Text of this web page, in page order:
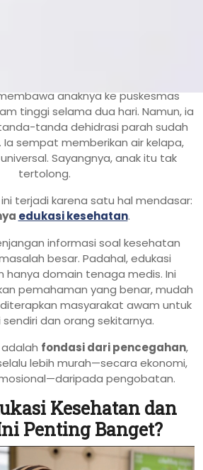
anaknya ke puskesmas
tinggi selama dua hari. Namun, ia
tanda dehidrasi parah sudah
Ia sempat memberikan air kelapa,
Sayangnya, anak itu tak
tertolong.
terjadi karena satu hal mendasar:
edukasi kesehatan.
informasi soal kesehatan
besar. Padahal, edukasi
hanya domain tenaga medis. Ini
pemahaman yang benar, mudah
masyarakat awam untuk
dan orang sekitarnya.
fondasi dari pencegahan,
lebih murah—secara ekonomi,
pengobatan.
Kesehatan dan
Penting Banget?